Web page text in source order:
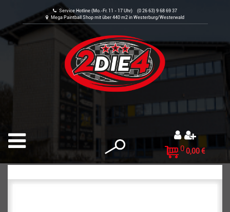
Service Hotline (Mo.-Fr. 11 - 17 Uhr) (0 26 63) 9 68 69 37
Mega Paintball Shop mit über 440 m2 in Westerburg/Westerwald
0 0,00 €